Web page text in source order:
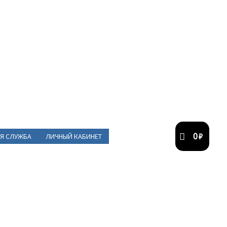
СЛУЖБА ЛИЧНЫЙ КАБИНЕТ 0₽